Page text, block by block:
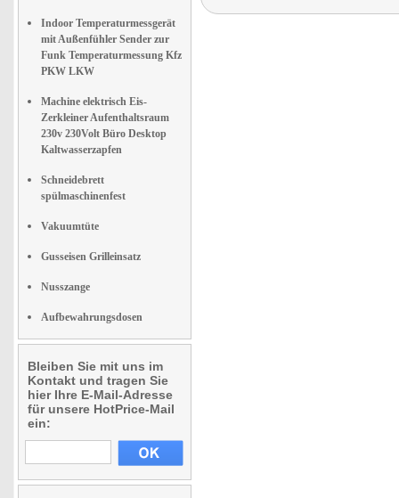
Indoor Temperaturmessgerät
mit Außenfühler Sender zur
Funk Temperaturmessung Kfz
PKW LKW
Machine elektrisch Eis-
Zerkleiner Aufenthaltsraum
230v 230Volt Büro Desktop
Kaltwasserzapfen
Schneidebrett
spülmaschinenfest
Vakuumtüte
Gusseisen Grilleinsatz
Nusszange
Aufbewahrungsdosen
Bleiben Sie mit uns im
Kontakt und tragen Sie
hier Ihre E-Mail-Adresse
für unsere HotPrice-Mail
ein: